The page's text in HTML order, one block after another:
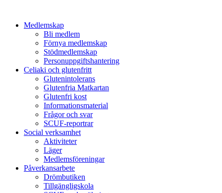
Medlemskap
Bli medlem
Förnya medlemskap
Stödmedlemskap
Personuppgiftshantering
Celiaki och glutenfritt
Glutenintolerans
Glutenfria Matkartan
Glutenfri kost
Informationsmaterial
Frågor och svar
SCUF-reportrar
Social verksamhet
Aktiviteter
Läger
Medlemsföreningar
Påverkansarbete
Drömbutiken
Tillgängligskola